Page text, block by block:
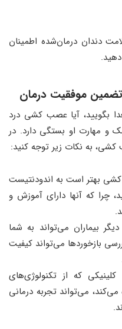
دندان درمان‌شده اطمینان
تضمین موفقیت درمان
بگویید، آیا عصب کشی درد
و مهارت او بستگی دارد. در
به نکات زیر توجه کنید:
بهتر است به اندودنتیست
چرا که آنها دارای آموزش و
بیماران می‌تواند به شما
بازخوردها می‌تواند کیفیت
که از تکنولوژی‌های
می‌کند، می‌تواند تجربه درمانی